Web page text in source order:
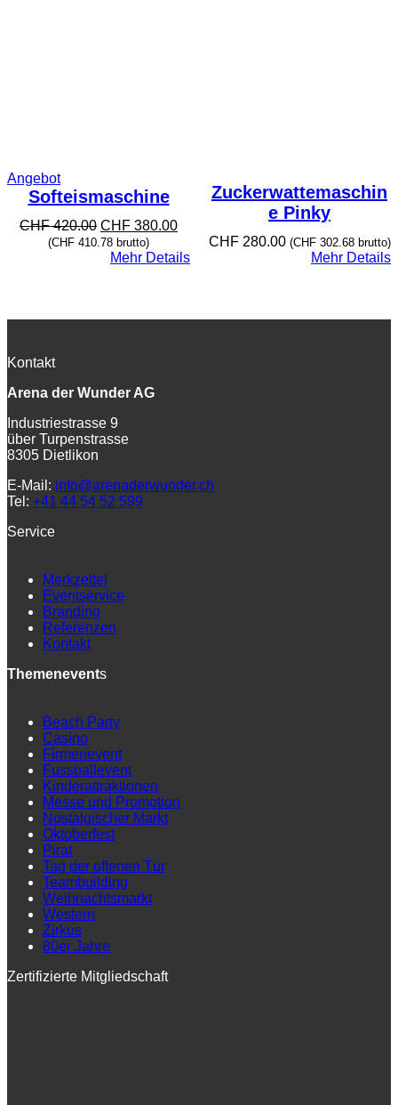
AngebotProdukt
im
Angebot
Softeismaschine
CHF420.00 Ursprünglicher
Preis
war:
CHF 380.00Aktueller
Preis
ist:
(CHF 410.78 brutto)
Mehr Details
Zuckerwattemaschin
e Pinky
CHF280.00 (CHF302.68brutto)
Mehr Details
Kontakt
Arena der Wunder AG
Industriestrasse 9
über Turpenstrasse
8305 Dietlikon
E-Mail: info@arenaderwunder.ch
Tel: +41 44 54 52 599
Service
Merkzettel
Eventservice
Branding
Referenzen
Kontakt
Themenevents
Beach Party
Casino
Firmenevent
Fussballevent
Kinderattraktionen
Messe und Promotion
Nostalgischer Markt
Oktoberfest
Pirat
Tag der offenen Tür
Teambuilding
Weihnachtsmarkt
Western
Zirkus
80er Jahre
Zertifizierte Mitgliedschaft